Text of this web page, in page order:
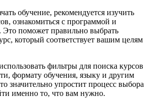
обучение, рекомендуется изучить
ознакомиться с программой и
Это поможет правильно выбрать
который соответствует вашим целям
фильтры для поиска курсов
формату обучения, языку и другим
значительно упростит процесс выбора
именно то, что вам нужно.